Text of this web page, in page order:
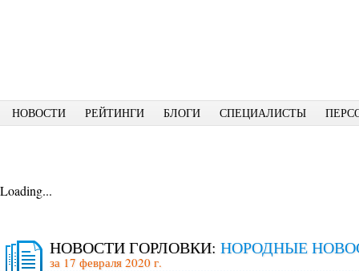
НОВОСТИ РЕЙТИНГИ БЛОГИ СПЕЦИАЛИСТЫ
Loading...
НОВОСТИ ГОРЛОВКИ: НОРОДНЫЕ
за 17 февраля 2020 г.